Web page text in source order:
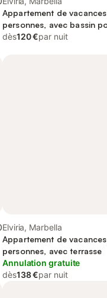
Appartement de
personnes, avec bassin
jardin, animaux acceptés
dès120 €par nuit
Elviria, Marbella
Appartement de
personnes, avec terrasse
Annulation gratuite
dès138 €par nuit